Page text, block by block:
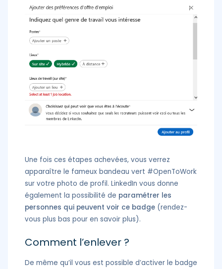
Une fois ces étapes achevées, vous verrez
apparaître le fameux bandeau vert #OpenToWork
sur votre photo de profil. LinkedIn vous donne
également la possibilité de paramétrer les
personnes qui peuvent voir ce badge (rendez-
vous plus bas pour en savoir plus).
Comment l’enlever ?
De même qu’il vous est possible d’activer le badge